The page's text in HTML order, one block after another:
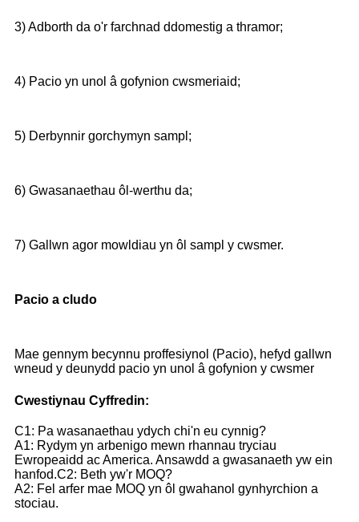
3) Adborth da o'r farchnad ddomestig a thramor;
4) Pacio yn unol â gofynion cwsmeriaid;
5) Derbynnir gorchymyn sampl;
6) Gwasanaethau ôl-werthu da;
7) Gallwn agor mowldiau yn ôl sampl y cwsmer.
Pacio a cludo
Mae gennym becynnu proffesiynol (Pacio), hefyd gallwn
wneud y deunydd pacio yn unol â gofynion y cwsmer
Cwestiynau Cyffredin:
C1: Pa wasanaethau ydych chi'n eu cynnig?
A1: Rydym yn arbenigo mewn rhannau tryciau
Ewropeaidd ac America. Ansawdd a gwasanaeth yw ein
hanfod.C2: Beth yw'r MOQ?
A2: Fel arfer mae MOQ yn ôl gwahanol gynhyrchion a
stociau.